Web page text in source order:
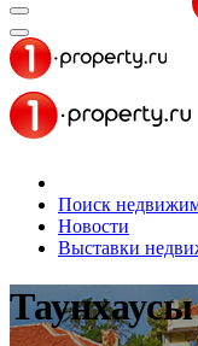
Поиск
Новости
Выставки